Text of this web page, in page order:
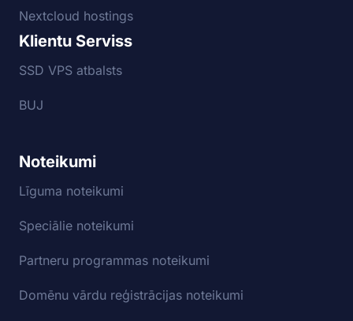
Nextcloud hostings
Klientu Serviss
SSD VPS atbalsts
BUJ
Noteikumi
Līguma noteikumi
Speciālie noteikumi
Partneru programmas noteikumi
Domēnu vārdu reģistrācijas noteikumi